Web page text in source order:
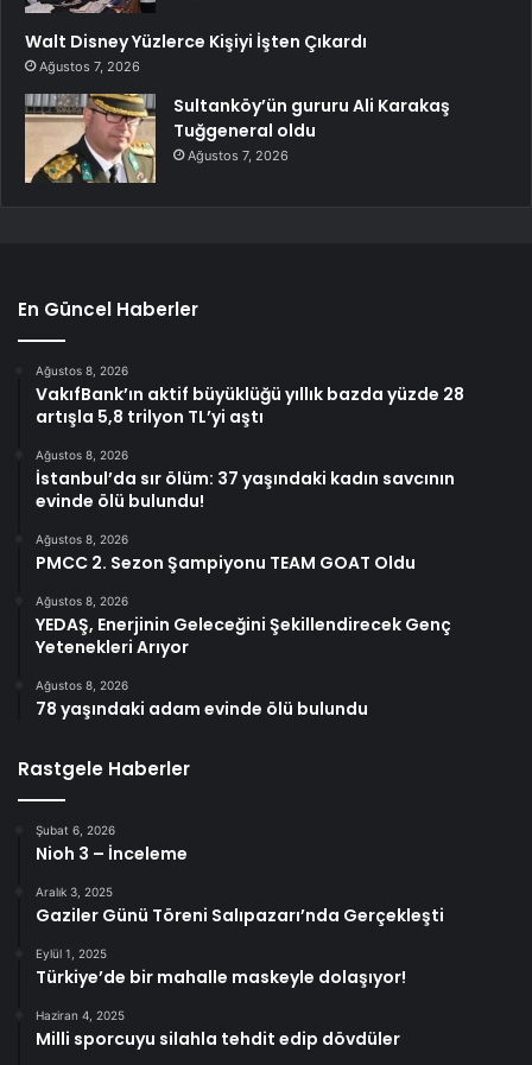
Walt Disney Yüzlerce Kişiyi İşten Çıkardı
Ağustos 7, 2026
Sultanköy’ün gururu Ali Karakaş
Tuğgeneral oldu
Ağustos 7, 2026
En Güncel Haberler
Ağustos 8, 2026
VakıfBank’ın aktif büyüklüğü yıllık bazda yüzde 28
artışla 5,8 trilyon TL’yi aştı
Ağustos 8, 2026
İstanbul’da sır ölüm: 37 yaşındaki kadın savcının
evinde ölü bulundu!
Ağustos 8, 2026
PMCC 2. Sezon Şampiyonu TEAM GOAT Oldu
Ağustos 8, 2026
YEDAŞ, Enerjinin Geleceğini Şekillendirecek Genç
Yetenekleri Arıyor
Ağustos 8, 2026
78 yaşındaki adam evinde ölü bulundu
Rastgele Haberler
Şubat 6, 2026
Nioh 3 – İnceleme
Aralık 3, 2025
Gaziler Günü Töreni Salıpazarı’nda Gerçekleşti
Eylül 1, 2025
Türkiye’de bir mahalle maskeyle dolaşıyor!
Haziran 4, 2025
Milli sporcuyu silahla tehdit edip dövdüler